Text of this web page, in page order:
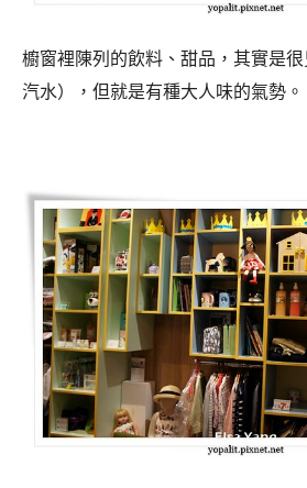
櫥窗裡陳列的飲料、甜品，其實是
汽水），但就是有種大人味的氣勢。